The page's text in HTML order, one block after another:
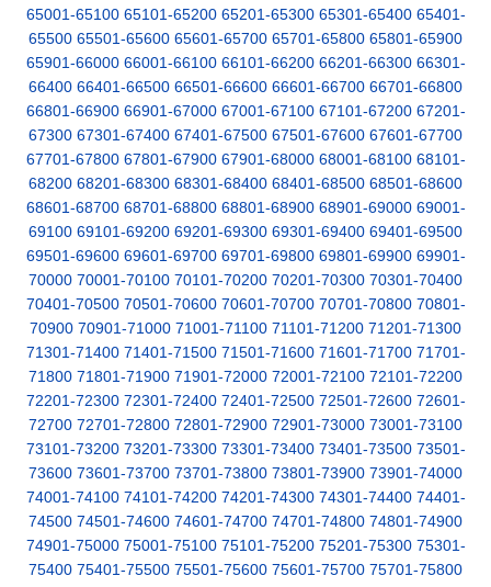
65001-65100 65101-65200 65201-65300 65301-65400 65401-
65500 65501-65600 65601-65700 65701-65800 65801-65900
65901-66000 66001-66100 66101-66200 66201-66300 66301-
66400 66401-66500 66501-66600 66601-66700 66701-66800
66801-66900 66901-67000 67001-67100 67101-67200 67201-
67300 67301-67400 67401-67500 67501-67600 67601-67700
67701-67800 67801-67900 67901-68000 68001-68100 68101-
68200 68201-68300 68301-68400 68401-68500 68501-68600
68601-68700 68701-68800 68801-68900 68901-69000 69001-
69100 69101-69200 69201-69300 69301-69400 69401-69500
69501-69600 69601-69700 69701-69800 69801-69900 69901-
70000 70001-70100 70101-70200 70201-70300 70301-70400
70401-70500 70501-70600 70601-70700 70701-70800 70801-
70900 70901-71000 71001-71100 71101-71200 71201-71300
71301-71400 71401-71500 71501-71600 71601-71700 71701-
71800 71801-71900 71901-72000 72001-72100 72101-72200
72201-72300 72301-72400 72401-72500 72501-72600 72601-
72700 72701-72800 72801-72900 72901-73000 73001-73100
73101-73200 73201-73300 73301-73400 73401-73500 73501-
73600 73601-73700 73701-73800 73801-73900 73901-74000
74001-74100 74101-74200 74201-74300 74301-74400 74401-
74500 74501-74600 74601-74700 74701-74800 74801-74900
74901-75000 75001-75100 75101-75200 75201-75300 75301-
75400 75401-75500 75501-75600 75601-75700 75701-75800